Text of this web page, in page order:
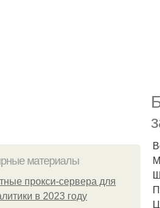
материалы
прокси-сервера для
в 2023 году